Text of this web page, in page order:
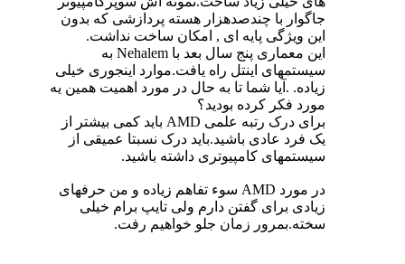
جاگوار با چندصدهزار هسته پردازشی که بدون
این ویژگی پایه ای , امکان ساخت نداشت.
این معماری پنج سال بعد با Nehalem به
سیستمهای اینتل راه یافت.موارد اینجوری خیلی
زیاده. .آیا شما تا به حال در مورد اهمیت همین یه
مورد فکر کرده بودید؟
برای درک رتبه علمی AMD باید کمی بیشتر از
یک فرد عادی باشید.باید درک نسبتا عمیقی از
سیستمهای کامپیوتری داشته باشید.
در مورد AMD سوء تفاهم زیاده و من حرفهای
زیادی برای گفتن دارم ولی تایپ برام خیلی
سخته.بمرور زمان جلو خواهیم رفت.